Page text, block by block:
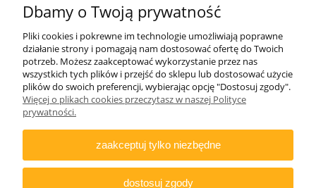
ZAMAWIANIE
DODATKOWE
Dbamy o Twoją prywatność
Pliki cookies i pokrewne im technologie umożliwiają poprawne
działanie strony i pomagają nam dostosować ofertę do Twoich
potrzeb. Możesz zaakceptować wykorzystanie przez nas
wszystkich tych plików i przejść do sklepu lub dostosować użycie
plików do swoich preferencji, wybierając opcję "Dostosuj zgody".
Więcej o plikach cookies przeczytasz w naszej Polityce
prywatności.
zaakceptuj tylko niezbędne
dostosuj zgody